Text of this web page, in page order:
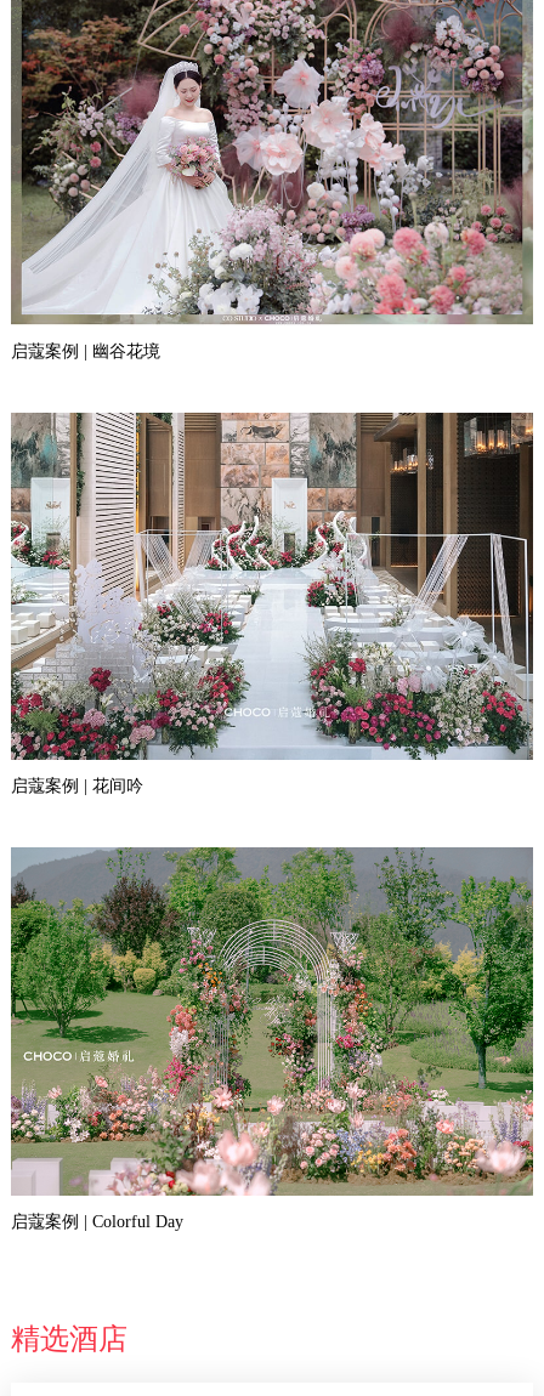
启蔻案例 | 幽谷花境
启蔻案例 | 花间吟
启蔻案例 | Colorful Day
精选酒店